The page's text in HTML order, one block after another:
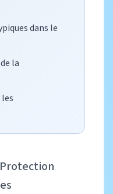
dans le
la